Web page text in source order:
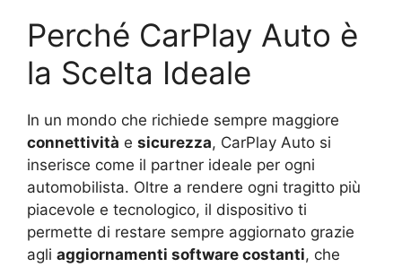
Perché CarPlay Auto è
la Scelta Ideale
In un mondo che richiede sempre maggiore
connettività e sicurezza, CarPlay Auto si
inserisce come il partner ideale per ogni
automobilista. Oltre a rendere ogni tragitto più
piacevole e tecnologico, il dispositivo ti
permette di restare sempre aggiornato grazie
agli aggiornamenti software costanti, che